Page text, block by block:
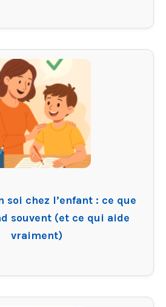
soi chez l’enfant : ce que
souvent (et ce qui aide
vraiment)